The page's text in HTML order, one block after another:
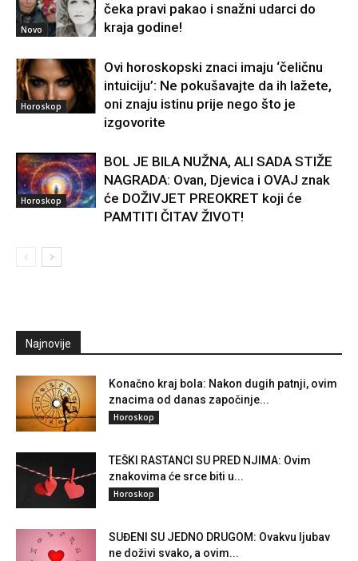
Novo
čeka pravi pakao i snažni udarci do
kraja godine!
Horoskop
Ovi horoskopski znaci imaju ‘čeličnu
intuiciju’: Ne pokušavajte da ih lažete,
oni znaju istinu prije nego što je
izgovorite
Horoskop
BOL JE BILA NUŽNA, ALI SADA STIŽE
NAGRADA: Ovan, Djevica i OVAJ znak
će DOŽIVJET PREOKRET koji će
PAMTITI ČITAV ŽIVOT!
Najnovije
Konačno kraj bola: Nakon dugih patnji, ovim
znacima od danas započinje...
Horoskop
TEŠKI RASTANCI SU PRED NJIMA: Ovim
znakovima će srce biti u...
Horoskop
SUĐENI SU JEDNO DRUGOM: Ovakvu ljubav
ne doživi svako, a ovim...